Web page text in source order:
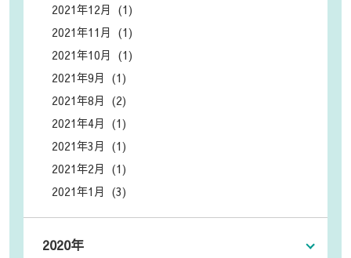
2021年12月 (1)
2021年11月 (1)
2021年10月 (1)
2021年9月 (1)
2021年8月 (2)
2021年4月 (1)
2021年3月 (1)
2021年2月 (1)
2021年1月 (3)
2020年